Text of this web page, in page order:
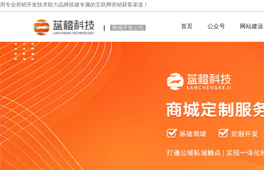
用专业营销开发技术助力品牌搭建专属的互联网营销获客渠道！
商城开发公司 首页 公众号 网站建设